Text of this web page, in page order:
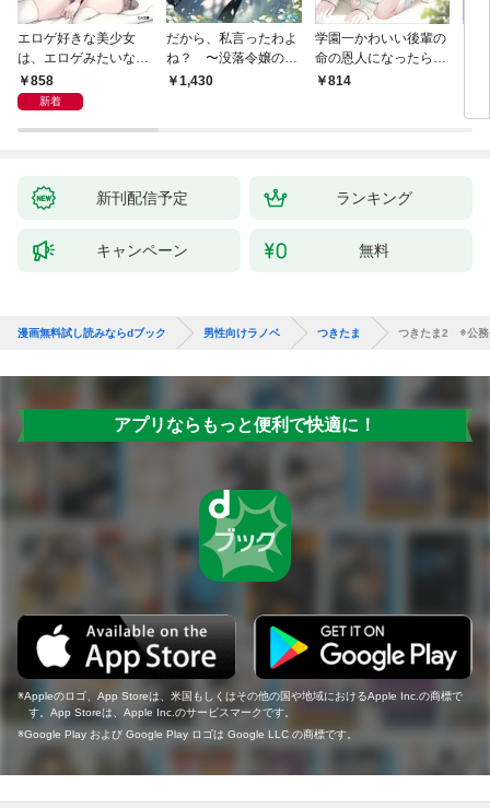
エロゲ好きな美少女
は、エロゲみたいなこ
と全部シてほしい【電
子ＳＳ特典付き】
858
新着
だから、私言ったわよ
ね？ 〜没落令嬢の案
外楽しい領地改革〜
1,430
学園一かわいい後輩の
命の恩人になったら、
通い妻になって関係を
814
新刊配信予定 ランキング
キャンペーン 無料
漫画無料試し読みならdブック 男性向けラノベ つきたま つきたま2 ※公務
アプリならもっと便利で快適に！
Appleのロゴ、App Storeは、米国もしくはその他の国や地域におけるApple Inc.の商標で
す。App Storeは、Apple Inc.のサービスマークです。
Google Play および Google Play ロゴは Google LLC の商標です。